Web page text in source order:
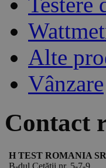
Alte
Vânzare
Contact
H TEST ROMANIA
B-dul Cetății nr. 5-7-9